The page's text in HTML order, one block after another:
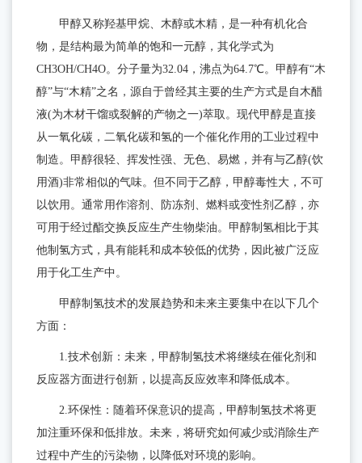
资
质
讯
咨
售
后
服
务
常
见
题
甲醇又称羟基甲烷、木醇或木精，是一种有机化合
物，是结构最为简单的饱和一元醇，其化学式为
CH3OH/CH4O。分子量为32.04，沸点为64.7℃。甲醇有“木
醇”与“木精”之名，源自于曾经其主要的生产方式是自木醋
液(为木材干馏或裂解的产物之一)萃取。现代甲醇是直接
从一氧化碳，二氧化碳和氢的一个催化作用的工业过程中
制造。甲醇很轻、挥发性强、无色、易燃，并有与乙醇(饮
用酒)非常相似的气味。但不同于乙醇，甲醇毒性大，不可
以饮用。通常用作溶剂、防冻剂、燃料或变性剂乙醇，亦
可用于经过酯交换反应生产生物柴油。甲醇制氢相比于其
他制氢方式，具有能耗和成本较低的优势，因此被广泛应
用于化工生产中。
甲醇制氢技术的发展趋势和未来主要集中在以下几个
方面：
1.技术创新：未来，甲醇制氢技术将继续在催化剂和
反应器方面进行创新，以提高反应效率和降低成本。
2.环保性：随着环保意识的提高，甲醇制氢技术将更
加注重环保和低排放。未来，将研究如何减少或消除生产
过程中产生的污染物，以降低对环境的影响。